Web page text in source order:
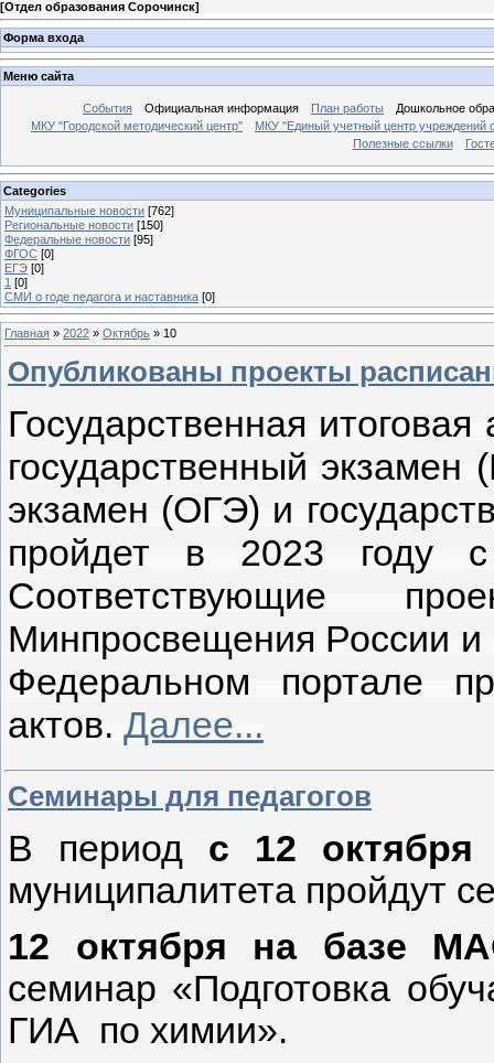
[Отдел образования Сорочинск]
Форма входа
Меню сайта
События Официальная информация План работы
Дошкольное
МКУ "Городской методический центр"
МКУ "Единый учетный центр учреждений
Полезные ссылки
Categories
Муниципальные новости [762]
Региональные новости [150]
Федеральные новости [95]
ФГОС [0]
ЕГЭ [0]
1 [0]
СМИ о годе педагога и наставника [0]
Главная » 2022 » Октябрь » 10
Опубликованы проекты
Государственная
государственный экзамен
экзамен (ОГЭ) и
пройдет в 2023 году
Соответствующие
Минпросвещения России и
Федеральном портале
актов. Далее...
Семинары для педагогов
В период с 12
муниципалитета пройдут
12 октября на базе
семинар «Подготовка
ГИА по химии».